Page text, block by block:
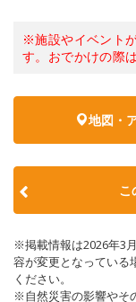
※施設やイベント
す。おでかけの際
地図・
こ
※掲載情報は2026年3
容が変更となっている
ください。
※自然災害の影響やそ